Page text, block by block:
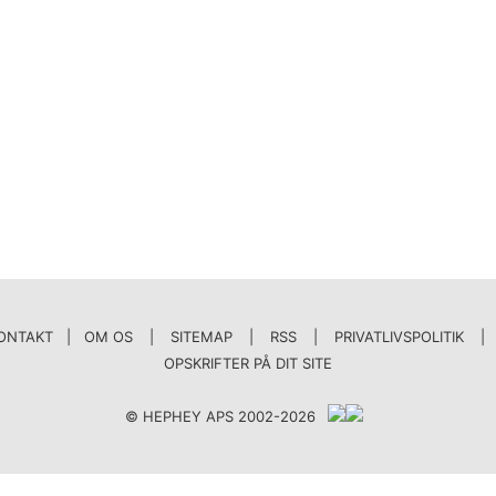
| OM OS SITEMAP RSS PRIVATLIVSPOLITIK
OPSKRIFTER PÅ DIT SITE
© HEPHEY APS 2002-2026